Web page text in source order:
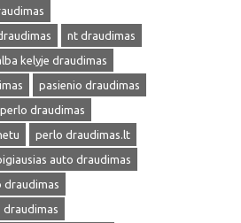
nt draudimas
kelyje draudimas
pasienio draudimas
perlo draudimas
perlo draudimas.lt
auto draudimas
draudimas
draudimas